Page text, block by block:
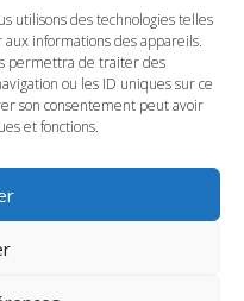
utilisons des technologies telles
informations des appareils.
permettra de traiter des
ou les ID uniques sur ce
son consentement peut avoir
et fonctions.
actualisé pour mieux vous
et à tous.
© 2026. Tous droits